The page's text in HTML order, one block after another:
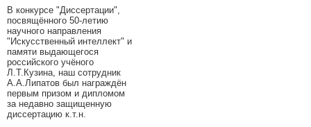
В конкурсе "Диссертации",
посвящённого 50-летию
научного направления
"Искусственный интеллект" и
памяти выдающегося
российского учёного
Л.Т.Кузина, наш сотрудник
А.А.Липатов был награждён
первым призом и дипломом
за недавно защищенную
диссертацию к.т.н.